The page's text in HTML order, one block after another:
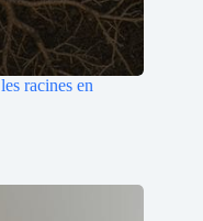
racines en